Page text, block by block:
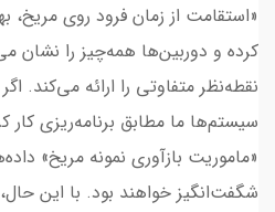
«استقامت از زمان فرود روی مریخ،
کرده و دوربین‌ها همه‌چیز را
نقطه‌نظر متفاوتی را ارائه می‌کند.
سیستم‌ها ما مطابق برنامه‌ریزی کار
«ماموریت بازآوری نمونه مریخ»
شگفت‌انگیز خواهند بود. با این